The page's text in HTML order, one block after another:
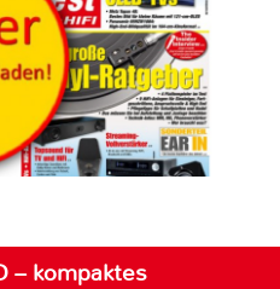
– kompaktes